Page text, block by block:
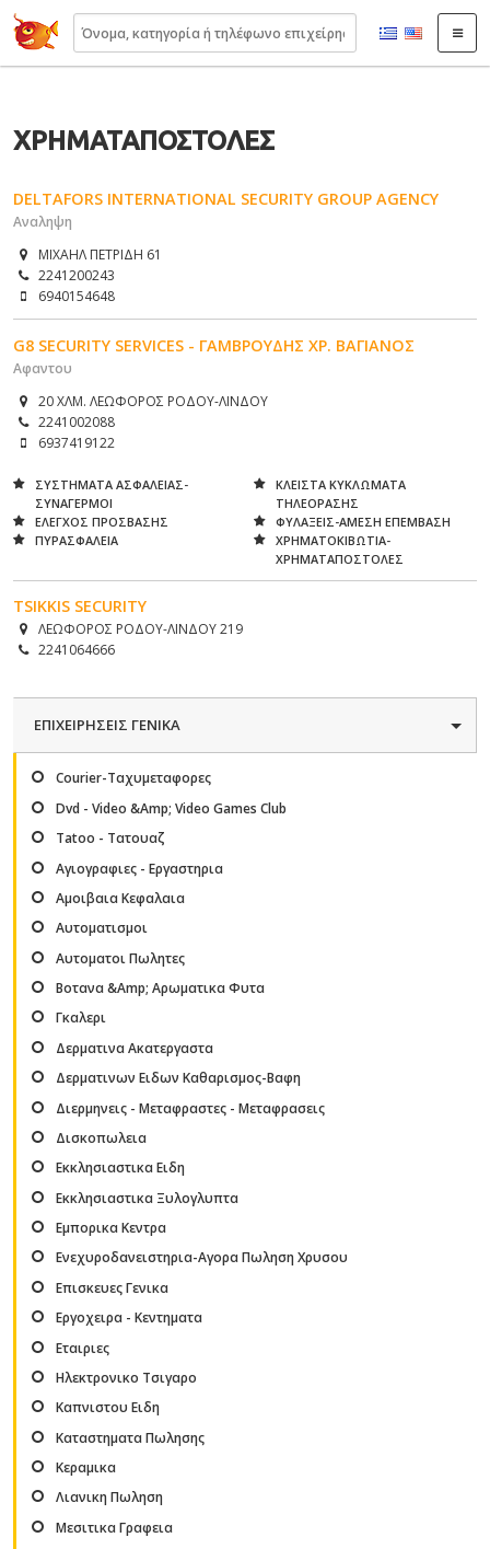
22410.gr
ΧΡΗΜΑΤΑΠΟΣΤΟΛΕΣ
DELTAFORS INTERNATIONAL SECURITY GROUP AGENCY
Αναληψη
ΜΙΧΑΗΛ ΠΕΤΡΙΔΗ 61
2241200243
6940154648
G8 SECURITY SERVICES - ΓΑΜΒΡΟΥΔΗΣ ΧΡ. ΒΑΓΙΑΝΟΣ
Αφαντου
20 ΧΛΜ. ΛΕΩΦΟΡΟΣ ΡΟΔΟΥ-ΛΙΝΔΟΥ
2241002088
6937419122
ΣΥΣΤΗΜΑΤΑ ΑΣΦΑΛΕΙΑΣ-
ΣΥΝΑΓΕΡΜΟΙ
ΚΛΕΙΣΤΑ ΚΥΚΛΩΜΑΤΑ
ΤΗΛΕΟΡΑΣΗΣ
ΕΛΕΓΧΟΣ ΠΡΟΣΒΑΣΗΣ
ΦΥΛΑΞΕΙΣ-ΑΜΕΣΗ ΕΠΕΜΒΑΣΗ
ΠΥΡΑΣΦΑΛΕΙΑ
ΧΡΗΜΑΤΟΚΙΒΩΤΙΑ-
ΧΡΗΜΑΤΑΠΟΣΤΟΛΕΣ
TSIKKIS SECURITY
ΛΕΩΦΟΡΟΣ ΡΟΔΟΥ-ΛΙΝΔΟΥ 219
2241064666
ΕΠΙΧΕΙΡΗΣΕΙΣ ΓΕΝΙΚΑ
Courier-Ταχυμεταφορες
Dvd - Video &Amp; Video Games Club
Tatoo - Τατουαζ
Αγιογραφιες - Εργαστηρια
Αμοιβαια Κεφαλαια
Αυτοματισμοι
Αυτοματοι Πωλητες
Βοτανα &Amp; Αρωματικα Φυτα
Γκαλερι
Δερματινα Ακατεργαστα
Δερματινων Ειδων Καθαρισμος-Βαφη
Διερμηνεις - Μεταφραστες - Μεταφρασεις
Δισκοπωλεια
Εκκλησιαστικα Ειδη
Εκκλησιαστικα Ξυλογλυπτα
Εμπορικα Κεντρα
Ενεχυροδανειστηρια-Αγορα Πωληση Χρυσου
Επισκευες Γενικα
Εργοχειρα - Κεντηματα
Εταιριες
Ηλεκτρονικο Τσιγαρο
Καπνιστου Ειδη
Καταστηματα Πωλησης
Κεραμικα
Λιανικη Πωληση
Μεσιτικα Γραφεια